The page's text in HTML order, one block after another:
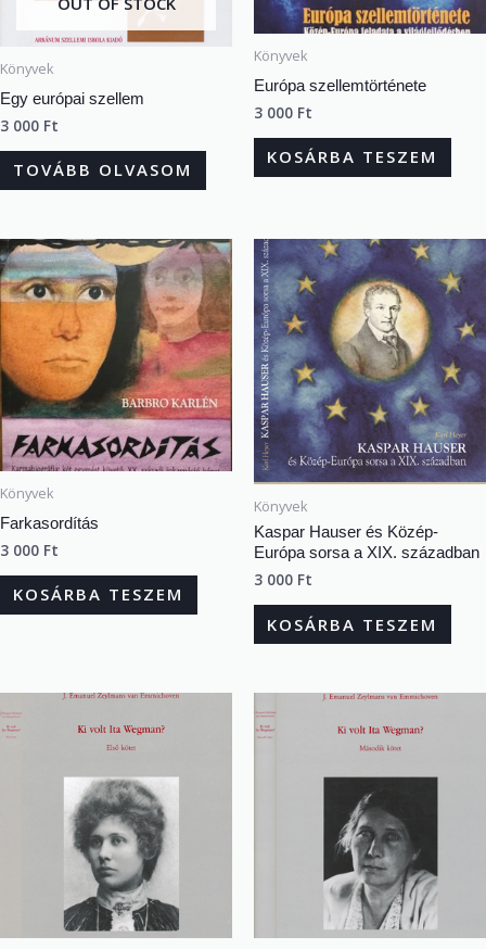
Könyvek
Egy európai szellem
3 000 Ft
TOVÁBB OLVASOM
Könyvek
Európa szellemtörténete
3 000 Ft
KOSÁRBA TESZEM
Könyvek
Farkasordítás
3 000 Ft
KOSÁRBA TESZEM
Könyvek
Kaspar Hauser és Közép-
Európa sorsa a XIX. században
3 000 Ft
KOSÁRBA TESZEM